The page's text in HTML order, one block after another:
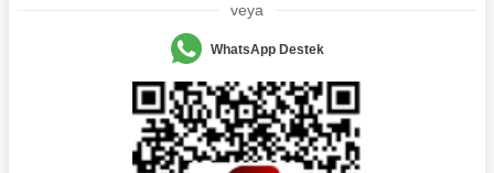
veya
WhatsApp Destek